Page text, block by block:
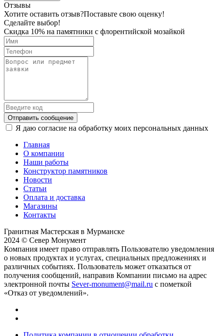
Отзывы
Хотите оставить отзыв?Поставьте свою оценку!
Сделайте выбор!
Скидка 10% на памятники с флорентийской мозайкой
Отправить сообщение
Я даю согласие на обработку моих персональных данных
Главная
О компании
Наши работы
Конструктор памятников
Новости
Статьи
Оплата и доставка
Магазины
Контакты
Гранитная Мастерская в Мурманске
2024 © Север Монумент
Компания имеет право отправлять Пользователю уведомления
о новых продуктах и услугах, специальных предложениях и
различных событиях. Пользователь может отказаться от
получения сообщений, направив Компании письмо на адрес
электронной почты Sever-monument@mail.ru с пометкой
«Отказ от уведомлений».